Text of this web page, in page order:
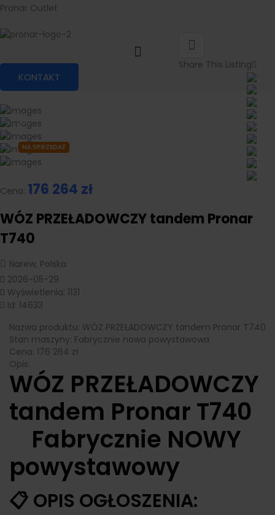
Pronar Outlet
KONTAKT
NA SPRZEDAŻ
Share This Listing
Cena: 176 264 zł
WÓZ PRZEŁADOWCZY tandem Pronar
T740
Narew, Polska
2026-05-29
Wyświetlenia: 1131
Id: 14633
Nazwa produktu: WÓZ PRZEŁADOWCZY tandem Pronar T740
Stan maszyny: Fabrycznie nowa powystawowa
Cena: 176 264 zł
Opis:
WÓZ PRZEŁADOWCZY
tandem Pronar T740
Fabrycznie NOWY
powystawowy
📋 OPIS OGŁOSZENIA: